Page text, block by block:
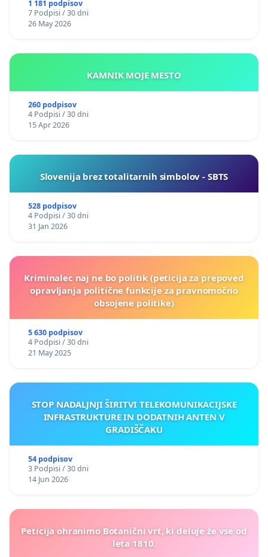
1 181 podpisov
7 Podpisi / 30 dni
26 May 2026
KAMNIK MOJE MESTO
260 podpisov
4 Podpisi / 30 dni
15 Apr 2026
Slovenija brez totalitarnih simbolov - SBTS
528 podpisov
4 Podpisi / 30 dni
31 Jan 2026
Kriminalec naj ne bo politik (peticija za prepoved
opravljanja politične funkcije za pravnomočno
obsojene politike)
5 630 podpisov
4 Podpisi / 30 dni
21 May 2025
STOP NADALJNJI ŠIRITVI TELEKOMUNIKACIJSKE
INFRASTRUKTURE IN DODATNIH ANTEN V
GRADIŠČAKU
54 podpisov
3 Podpisi / 30 dni
14 Jun 2026
Peticija ohranimo Botanični vrt, ki deluje že vse od
leta 1810.